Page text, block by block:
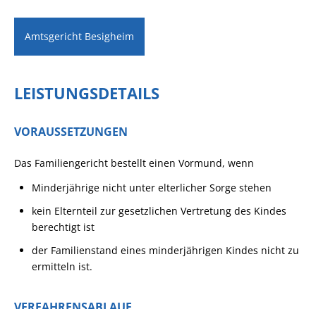
Amtsgericht Besigheim
LEISTUNGSDETAILS
VORAUSSETZUNGEN
Das Familiengericht bestellt einen Vormund, wenn
Minderjährige nicht unter elterlicher Sorge stehen
kein Elternteil zur gesetzlichen Vertretung des Kindes
berechtigt ist
der Familienstand eines minderjährigen Kindes nicht zu
ermitteln ist.